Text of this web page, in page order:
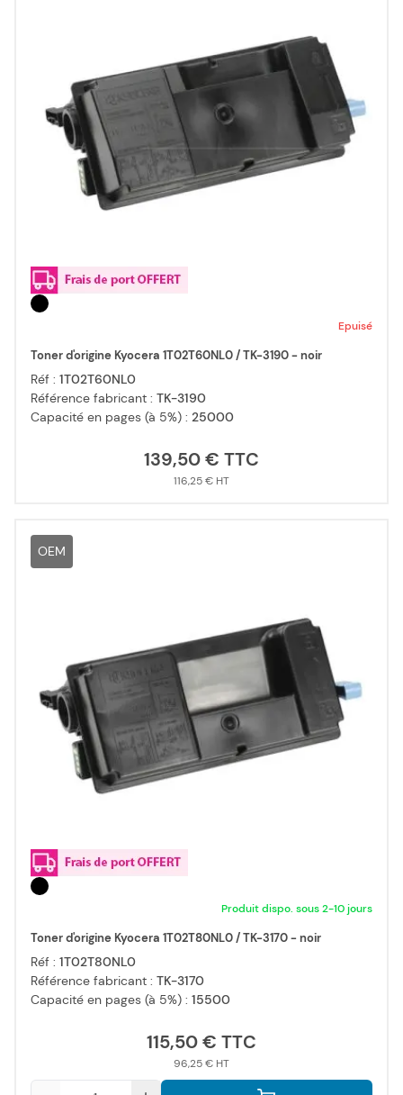
Epuisé
Toner d'origine Kyocera 1T02T60NL0 / TK-3190 - noir
Réf : 1T02T60NL0
Référence fabricant : TK-3190
Capacité en pages (à 5%) : 25000
139,50 €
116,25 €
OEM
Produit dispo. sous 2-10 jours
Toner d'origine Kyocera 1T02T80NL0 / TK-3170 - noir
Réf : 1T02T80NL0
Référence fabricant : TK-3170
Capacité en pages (à 5%) : 15500
115,50 €
96,25 €